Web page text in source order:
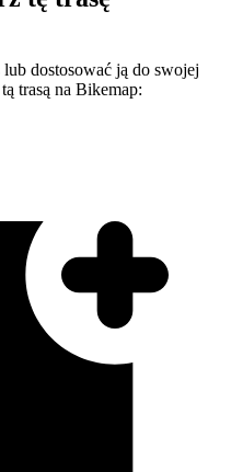
dostosować ją do swojej
trasą na Bikemap: